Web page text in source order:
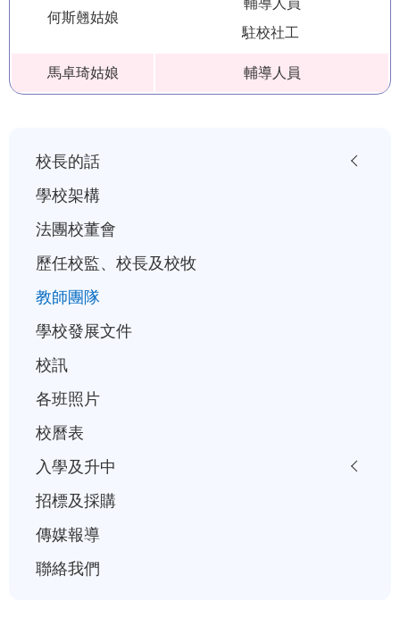
何斯翹姑娘
駐校社工
馬卓琦姑娘 輔導人員
校長的話
學校架構
法團校董會
歷任校監、校長及校牧
教師團隊
學校發展文件
校訊
各班照片
校曆表
入學及升中
招標及採購
傳媒報導
聯絡我們